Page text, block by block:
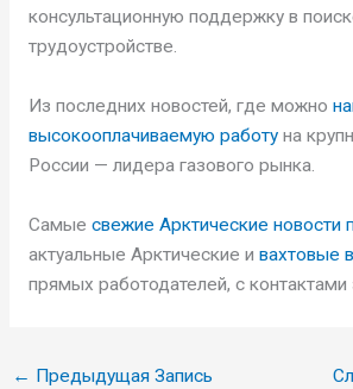
консультационную поддержку в
трудоустройстве.
Из последних новостей, где можно
высокооплачиваемую работуна
России — лидера газового рынка.
Самые свежие Арктические новости
актуальные Арктические и вахтовые
прямых работодателей, с
← Предыдущая Запись